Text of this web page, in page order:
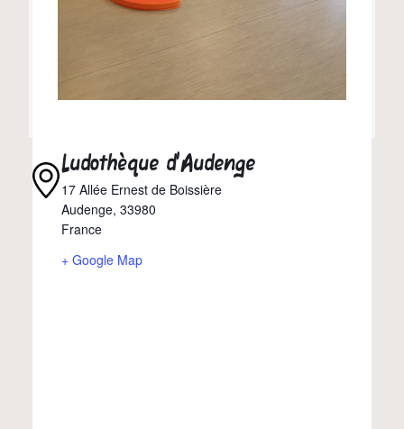
Ludothèque d’Audenge
17 Allée Ernest de Boissière
Audenge, 33980
France
+ Google Map